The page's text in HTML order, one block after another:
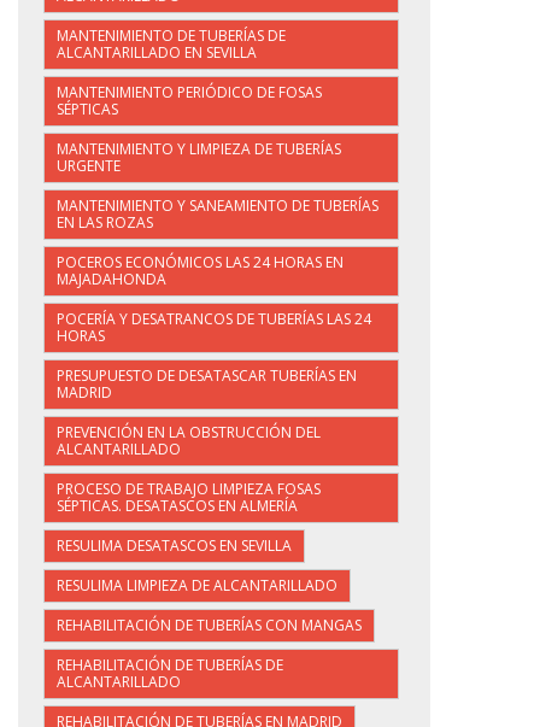
MANTENIMIENTO DE TUBERÍAS DE
ALCANTARILLADO EN SEVILLA
MANTENIMIENTO PERIÓDICO DE FOSAS
SÉPTICAS
MANTENIMIENTO Y LIMPIEZA DE TUBERÍAS
URGENTE
MANTENIMIENTO Y SANEAMIENTO DE TUBERÍAS
EN LAS ROZAS
POCEROS ECONÓMICOS LAS 24 HORAS EN
MAJADAHONDA
POCERÍA Y DESATRANCOS DE TUBERÍAS LAS 24
HORAS
PRESUPUESTO DE DESATASCAR TUBERÍAS EN
MADRID
PREVENCIÓN EN LA OBSTRUCCIÓN DEL
ALCANTARILLADO
PROCESO DE TRABAJO LIMPIEZA FOSAS
SÉPTICAS. DESATASCOS EN ALMERÍA
RESULIMA DESATASCOS EN SEVILLA
RESULIMA LIMPIEZA DE ALCANTARILLADO
REHABILITACIÓN DE TUBERÍAS CON MANGAS
REHABILITACIÓN DE TUBERÍAS DE
ALCANTARILLADO
REHABILITACIÓN DE TUBERÍAS EN MADRID